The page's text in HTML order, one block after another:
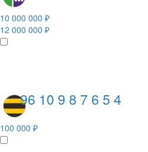
10 000 000 ₽
12 000 000 ₽
96 10 9 8 7 6 5 4
100 000 ₽